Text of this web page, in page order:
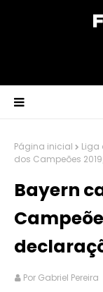
Página inicial Liga
dos Campeões
Bayern
Por Gabriel Pereira